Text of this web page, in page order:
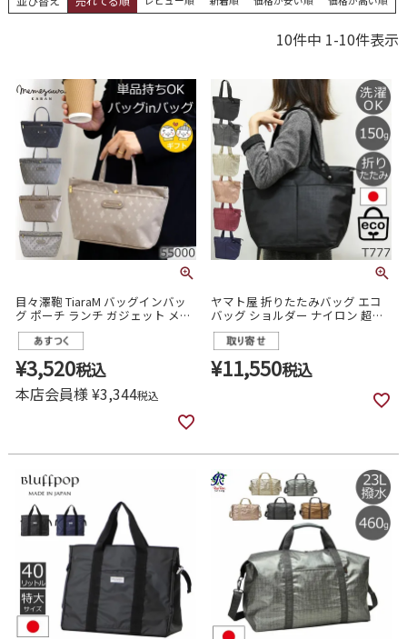
10件中 1-10件表示
目々澤鞄 TiaraM バッグインバッ
グ ポーチ ランチ ガジェット メイ
ク 社内用バッグ 仕事 内勤 通勤 軽
量 軽い 55000
¥3,520税込
本店会員様¥3,344税込
ヤマト屋 折りたたみバッグ エコ
バッグ ショルダー ナイロン 超コ
ンパクト 小さい 小さめ 大容量 丈
夫 軽い 洗濯機で洗える素材 シン
プル 黒 人気 ブランド おしゃれ お
すすめ 買い物 プレゼント
¥11,550税込